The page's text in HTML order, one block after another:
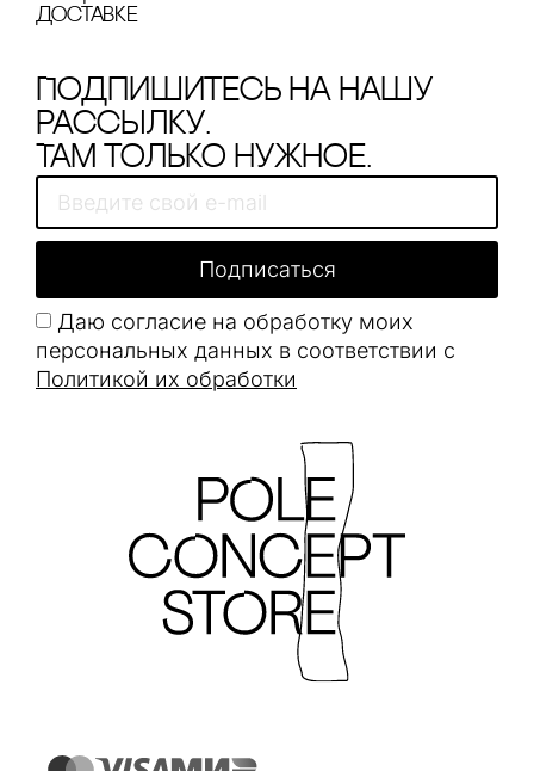
доставке
Подпишитесь на нашу
рассылку.
Там только нужное.
Даю согласие на обработку моих
персональных данных в соответствии с
Политикой их обработки
Подписаться